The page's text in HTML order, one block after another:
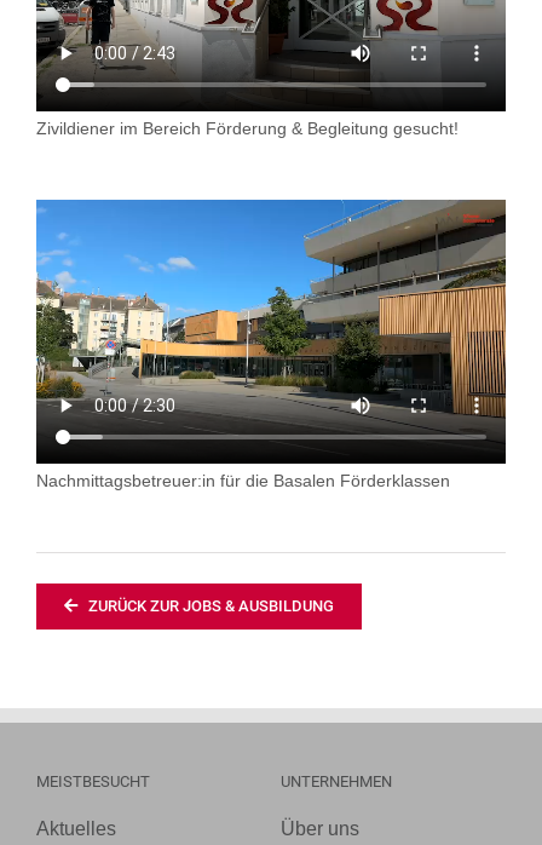
Zivildiener im Bereich Förderung & Begleitung gesucht!
Nachmittagsbetreuer:in für die Basalen Förderklassen
ZURÜCK ZUR JOBS & AUSBILDUNG
MEISTBESUCHT
Aktuelles
UNTERNEHMEN
Über uns